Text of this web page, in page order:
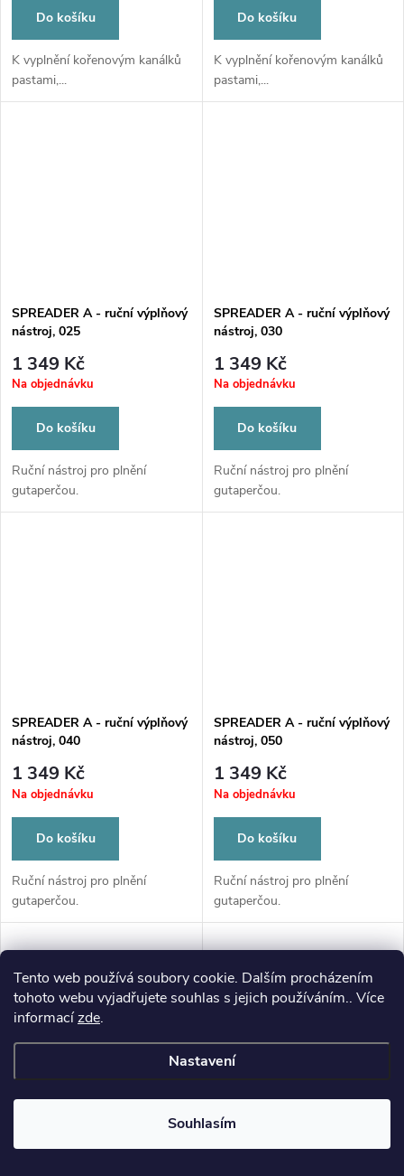
Tento web používá soubory cookie. Dalším procházením
tohoto webu vyjadřujete souhlas s jejich používáním.. Více
informacízde.
Nastavení
Souhlasím
Do košíku
K vyplnění kořenovým kanálků
pastami,...
Do košíku
K vyplnění kořenovým kanálků
pastami,...
SPREADER A - ruční výplňový
nástroj, 025
1 349 Kč
Na objednávku
Do košíku
Ruční nástroj pro plnění
gutaperčou.
SPREADER A - ruční výplňový
nástroj, 030
1 349 Kč
Na objednávku
Do košíku
Ruční nástroj pro plnění
gutaperčou.
SPREADER A - ruční výplňový
nástroj, 040
1 349 Kč
Na objednávku
Do košíku
Ruční nástroj pro plnění
gutaperčou.
SPREADER A - ruční výplňový
nástroj, 050
1 349 Kč
Na objednávku
Do košíku
Ruční nástroj pro plnění
gutaperčou.
SPREADER A - ruční výplňový
nástroj, 060
SPREADER A - ruční výplňový
nástroj, sortiment 30-60